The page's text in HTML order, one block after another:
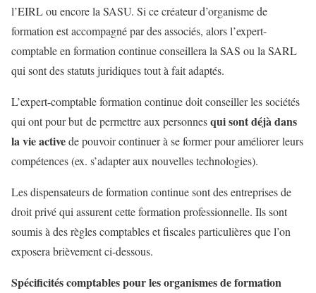
l’EIRL ou encore la SASU. Si ce créateur d’organisme de
formation est accompagné par des associés, alors l’expert-
comptable en formation continue conseillera la SAS ou la SARL
qui sont des statuts juridiques tout à fait adaptés.
L’expert-comptable formation continue doit conseiller les sociétés
qui ont pour but de permettre aux personnesqui sont déjà dans
la vie activede pouvoir continuer à se former pour améliorer leurs
compétences (ex. s’adapter aux nouvelles technologies).
Les dispensateurs de formation continue sont des entreprises de
droit privé qui assurent cette formation professionnelle. Ils sont
soumis à des règles comptables et fiscales particulières que l’on
exposera brièvement ci-dessous.
Spécificités comptables pour les organismes de formation